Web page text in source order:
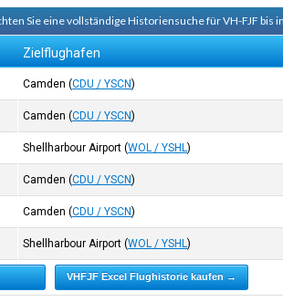
Sie eine vollständige Historiensuche für VH-FJF bis
Zielflughafen
Camden (CDU / YSCN)
Camden (CDU / YSCN)
Shellharbour Airport (WOL / YSHL)
Camden (CDU / YSCN)
Camden (CDU / YSCN)
Shellharbour Airport (WOL / YSHL)
VHFJF Excel Flughistorie kaufen →